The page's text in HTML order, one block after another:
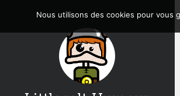
Nous utilisons des cookies pour vous